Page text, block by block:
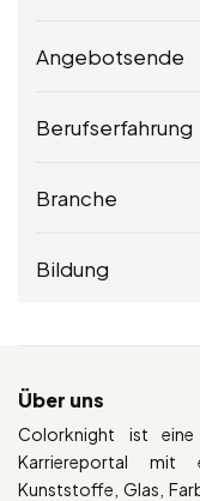
Angebotsende
Berufserfahrung
Branche
Bildung
Über uns
Colorknight ist eine
Karriereportal mit
Kunststoffe, Glas,